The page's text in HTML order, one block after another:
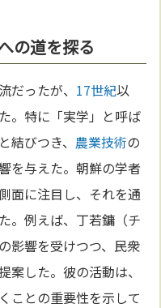
の道を探る
だったが、 17世紀以
。特に「実学」と呼ば
結びつき、 農業技術の
を与えた。朝鮮の学者
面に注目し、それを通
。例えば、丁若鏞（チ
の影響を受けつつ、民衆
案した。彼の活動は、
ことの重要性を示して